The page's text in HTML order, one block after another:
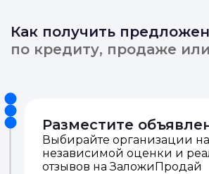
Как получить
по кредиту, продаже
Разместите
Выбирайте организации
независимой оценки и
отзывов на ЗаложиПродай